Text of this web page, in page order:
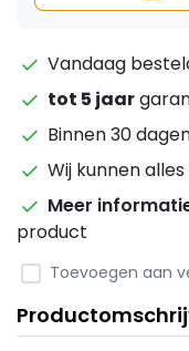
Vandaag
tot 5 jaar
Binnen 30
Wij kunnen
Meer
product
Toevoegen aan